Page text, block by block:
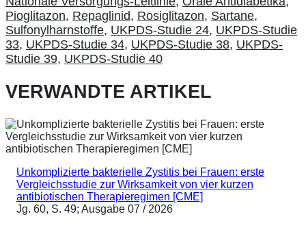
Pioglitazon, Repaglinid, Rosiglitazon, Sartane,
Sulfonylharnstoffe, UKPDS-Studie 24, UKPDS-Studie
33, UKPDS-Studie 34, UKPDS-Studie 38, UKPDS-
Studie 39, UKPDS-Studie 40
VERWANDTE ARTIKEL
Unkomplizierte bakterielle Zystitis bei Frauen: erste
Vergleichsstudie zur Wirksamkeit von vier kurzen
antibiotischen Therapieregimen [CME]
Jg. 60, S. 49; Ausgabe 07 / 2026